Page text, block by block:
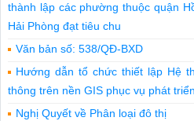
thành lập các phường thuộc quận
Hải Phòng đạt tiêu chu
Văn bản số: 538/QĐ-BXD
Hướng dẫn tổ chức thiết lập Hệ
thông trên nền GIS phục vụ phát
Nghị Quyết về Phân loại đô thị